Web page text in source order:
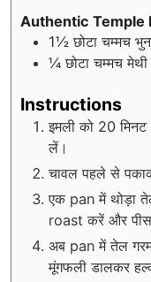
Authentic Temple
1½ छोटा चम्मच
¼ छोटा चम्मच
Instructions
इमली को 20
लें।
चावल पहले से
एक pan में थोड़ा
roast करें और
अब pan में तेल
मूंगफली डालकर